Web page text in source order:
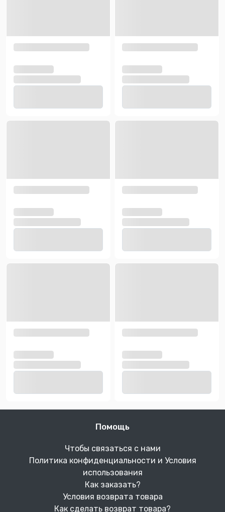
Помощь
Чтобы связаться с нами
Политика конфиденциальности и Условия
использования
Как заказать?
Условия возврата товара
Как сделать возврат товара?